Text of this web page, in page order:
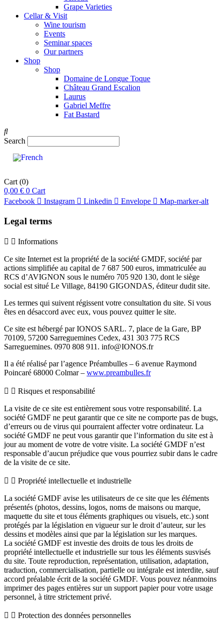
Grape Varieties
Cellar & Visit
Wine tourism
Events
Seminar spaces
Our partners
Shop
Shop
Domaine de Longue Toque
Château Grand Escalion
Laurus
Gabriel Meffre
Fat Bastard
Search
Cart (0)
0,00 € 0 Cart
Facebook
Instagram Linkedin Envelope Map-marker-alt
Legal terms
Informations
Ce site Internet est la propriété de la société GMDF, société par
actions simplifiée au capital de 7 687 500 euros, immatriculée au
RCS d’AVIGNON sous le numéro 705 920 130, dont le siège
social est situé Le Village, 84190 GIGONDAS, éditeur dudit site.
Les termes qui suivent régissent votre consultation du site. Si vous
êtes en désaccord avec eux, vous pouvez quitter le site.
Ce site est hébergé par IONOS SARL. 7, place de la Gare, BP
70109, 57200 Sarreguemines Cedex, 431 303 775 RCS
Sarreguemines. 0970 808 911. rf.SONOI@ofni
Il a été réalisé par l’agence Préambulles – 6 avenue Raymond
Poincaré 68000 Colmar – www.preambulles.fr
Risques et responsabilité
La visite de ce site est entièrement sous votre responsabilité. La
société GMDF ne peut garantir que ce site ne comporte pas de bugs,
d’erreurs ou de virus qui pourraient affecter votre ordinateur. La
société GMDF ne peut vous garantir que l’information du site est à
jour au moment de votre de votre visite. La société GMDF n’est
responsable d’aucun préjudice que vous pourriez subir dans le cadre
de la visite de ce site.
Propriété intellectuelle et industrielle
La société GMDF avise les utilisateurs de ce site que les éléments
présentés (photos, dessins, logos, noms de maisons ou marque,
maquette du site et tous éléments graphiques ou visuels, etc.) sont
protégés par la législation en vigueur sur le droit d’auteur, sur les
dessins et modèles ainsi que par la législation sur les marques.
La société GMDF est investie des droits de tous les droits de
propriété intellectuelle et industrielle sur tous les éléments susvisés
du site. Toute reproduction, représentation, utilisation, adaptation,
traduction, commercialisation, partielle ou intégrale est interdite, sauf
accord préalable écrit de la société GMDF. Vous pouvez néanmoins
imprimer des pages entières sur un support papier pour votre usage
personnel, à titre strictement privé.
Protection des données personnelles